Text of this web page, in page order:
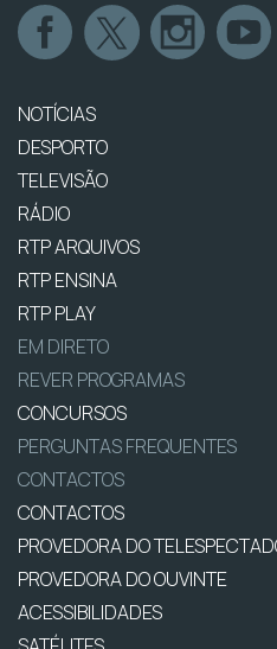
NOTÍCIAS
DESPORTO
TELEVISÃO
RÁDIO
RTP ARQUIVOS
RTP ENSINA
RTP PLAY
EM DIRETO
REVER PROGRAMAS
CONCURSOS
PERGUNTAS FREQUENTES
CONTACTOS
CONTACTOS
PROVEDORA DO
PROVEDORA DO OUVINTE
ACESSIBILIDADES